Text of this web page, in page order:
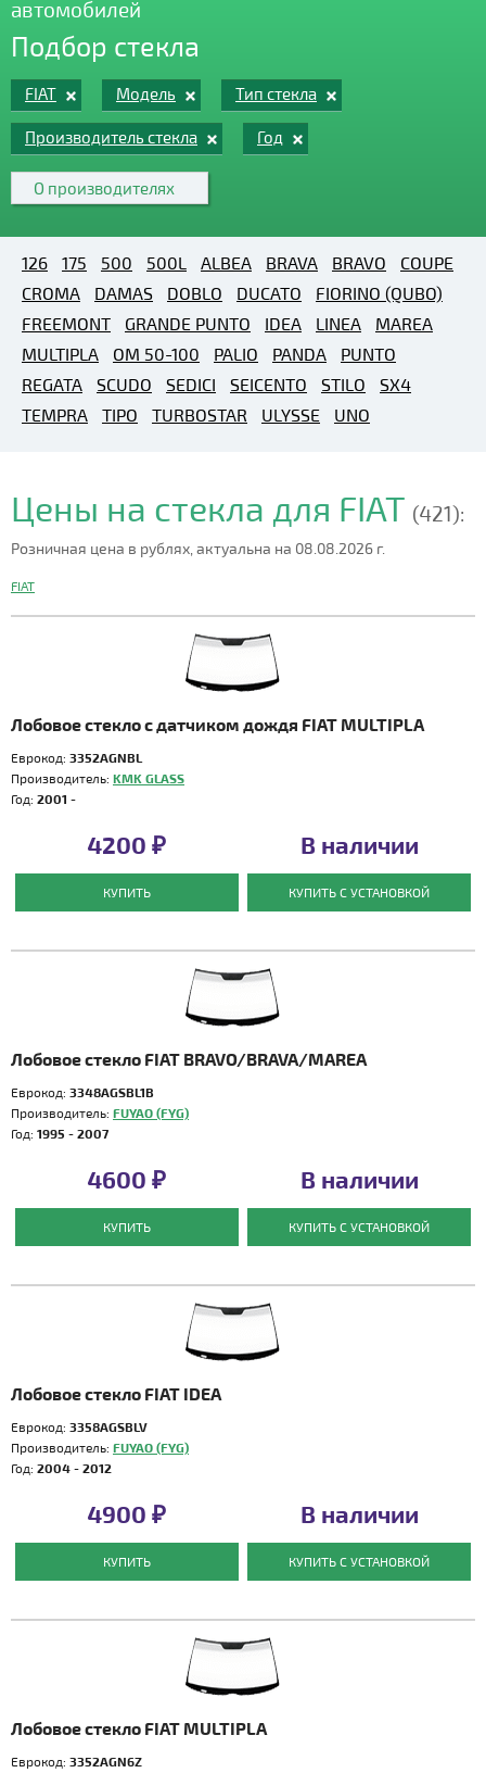
автомобилей
Подбор стекла
FIAT Модель Тип стекла
Производитель стекла Год
О производителях
126 175 500 500L ALBEA BRAVA BRAVO
COUPE
CROMA
DAMAS DOBLO DUCATO
FIORINO (QUBO)
FREEMONT
GRANDE PUNTO IDEA LINEA
MAREA
MULTIPLA
OM 50-100 PALIO PANDA
PUNTO
REGATA
SCUDO SEDICI SEICENTO STILO
SX4
TEMPRA
TIPO TURBOSTAR ULYSSE UNO
Цены на стекла для FIAT (421):
Розничная цена в рублях, актуальна на 08.08.2026 г.
FIAT
Лобовое стекло с датчиком дождя FIAT MULTIPLA
Еврокод: 3352AGNBL
Производитель: KMK GLASS
Год: 2001 -
4200 ₽
КУПИТЬ
В наличии
КУПИТЬ С УСТАНОВКОЙ
Лобовое стекло FIAT BRAVO/BRAVA/MAREA
Еврокод: 3348AGSBL1B
Производитель: FUYAO (FYG)
Год: 1995 - 2007
4600 ₽
КУПИТЬ
В наличии
КУПИТЬ С УСТАНОВКОЙ
Лобовое стекло FIAT IDEA
Еврокод: 3358AGSBLV
Производитель: FUYAO (FYG)
Год: 2004 - 2012
4900 ₽
КУПИТЬ
В наличии
КУПИТЬ С УСТАНОВКОЙ
Лобовое стекло FIAT MULTIPLA
Еврокод: 3352AGN6Z